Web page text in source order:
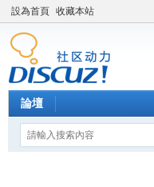
設為首頁 收藏本站
論壇